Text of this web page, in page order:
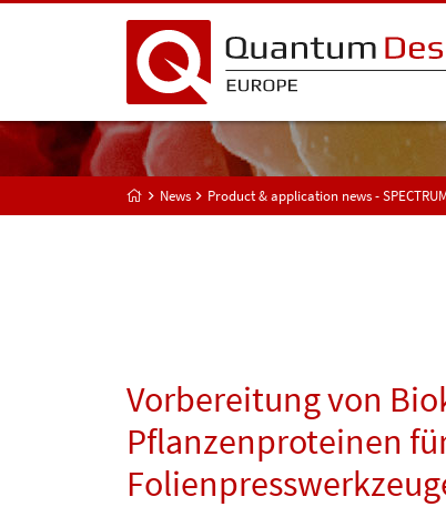
News Product & application news -
Vorbereitung von
Pflanzenproteinen